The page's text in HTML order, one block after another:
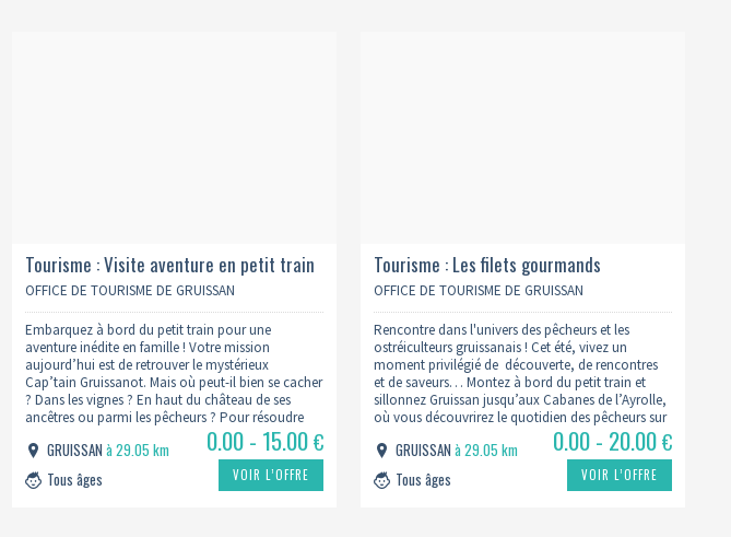
Tourisme : Visite aventure en petit train
OFFICE DE TOURISME DE GRUISSAN
Embarquez à bord du petit train pour une
aventure inédite en famille ! Votre mission
aujourd’hui est de retrouver le mystérieux
Cap’tain Gruissanot. Mais où peut-il bien se cacher
? Dans les vignes ? En haut du château de ses
ancêtres ou parmi les pêcheurs ? Pour résoudre
cette enquête captivante, il vous faudra faire…
GRUISSANà 29.05 km
Tous âges
0.00 - 15.00€
VOIR L’OFFRE
Tourisme : Les filets gourmands
OFFICE DE TOURISME DE GRUISSAN
Rencontre dans l'univers des pêcheurs et les
ostréiculteurs gruissanais ! Cet été, vivez un
moment privilégié de découverte, de rencontres
et de saveurs… Montez à bord du petit train et
sillonnez Gruissan jusqu’aux Cabanes de l’Ayrolle,
où vous découvrirez le quotidien des pêcheurs sur
leur lieu de travail. Ils vous présenteront leur pêche
du jour. Une petite…
GRUISSANà 29.05 km
Tous âges
0.00 - 20.00€
VOIR L’OFFRE